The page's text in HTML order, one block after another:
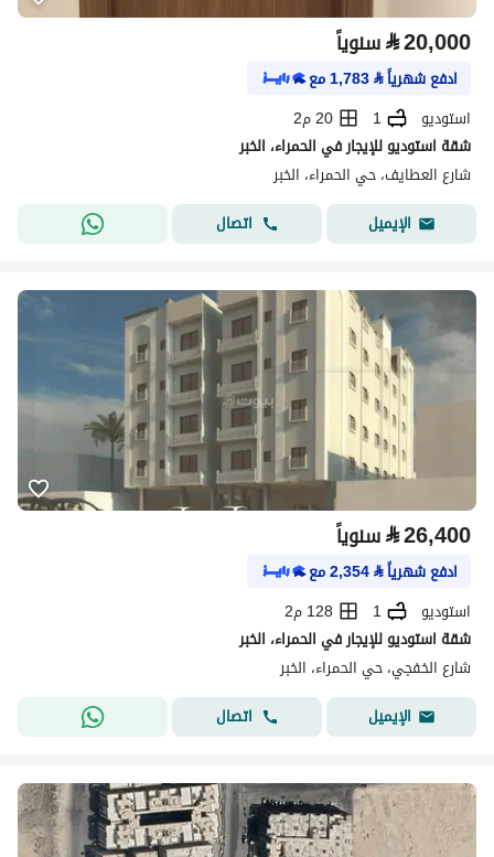
⃁20,000 سنوياً
ادفع شهرياً⃁
1,783مع
استوديو
1
20 م2
شقة استوديو للإيجار في الحمراء، الخبر
شارع العطايف، حي الحمراء، الخبر
الإيميل
اتصال
⃁26,400 سنوياً
ادفع شهرياً⃁
2,354مع
استوديو
1
128 م2
شقة استوديو للإيجار في الحمراء، الخبر
شارع الخفجي، حي الحمراء، الخبر
الإيميل
اتصال